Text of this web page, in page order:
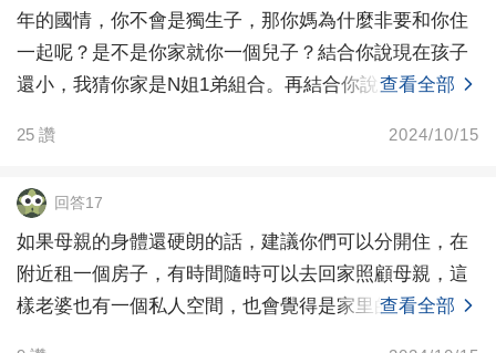
年的國情，你不會是獨生子，那你媽為什麼非要和你住
一起呢？是不是你家就你一個兒子？結合你說現在孩子
還小，我猜你家是N姐1弟組合。再結合你說房子首付是
查看全部
25 讚 2024/10/15
回答17
如果母親的身體還硬朗的話，建議你們可以分開住，在
附近租一個房子，有時間隨時可以去回家照顧母親，這
樣老婆也有一個私人空間，也會覺得是家里的女主人。
查看全部